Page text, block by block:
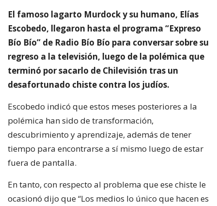
El famoso lagarto Murdock y su humano, Elías
Escobedo, llegaron hasta el programa “Expreso
Bío Bío” de Radio Bío Bío para conversar sobre su
regreso a la televisión, luego de la polémica que
terminó por sacarlo de Chilevisión tras un
desafortunado chiste contra los judíos.
Escobedo indicó que estos meses posteriores a la
polémica han sido de transformación,
descubrimiento y aprendizaje, además de tener
tiempo para encontrarse a sí mismo luego de estar
fuera de pantalla.
En tanto, con respecto al problema que ese chiste le
ocasionó dijo que “Los medios lo único que hacen es